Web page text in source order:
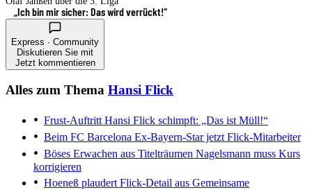
„Ich bin mir sicher: Das wird verrückt!“
Express · Community
Diskutieren Sie mit
Jetzt kommentieren
Alles zum Thema Hansi Flick
Frust-Auftritt Hansi Flick schimpft: „Das ist Müll!“
Beim FC Barcelona Ex-Bayern-Star jetzt Flick-Mitarbeiter
Böses Erwachen aus Titelträumen Nagelsmann muss Kurs
korrigieren
Hoeneß plaudert Flick-Detail aus Gemeinsame